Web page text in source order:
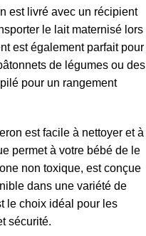
est livré avec un récipient
le lait maternisé lors
est également parfait pour
de légumes ou des
pour un rangement
est facile à nettoyer et à
permet à votre bébé de le
non toxique, est conçue
dans une variété de
le choix idéal pour les
sécurité.